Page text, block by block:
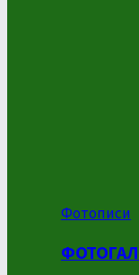
Фотописи